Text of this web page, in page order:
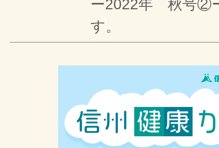
ー2022年 秋号②
す。